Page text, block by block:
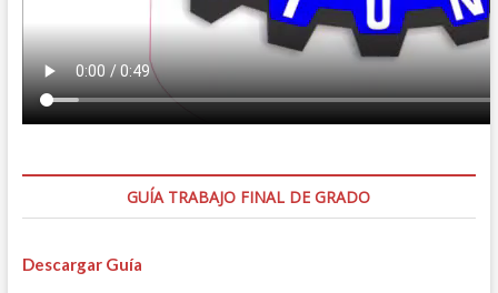
GUÍA TRABAJO FINAL DE GRADO
Descargar Guía